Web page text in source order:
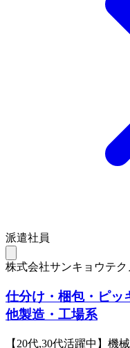
派遣社員
株式会社サンキョウテク
仕分け・梱包・ピッ
他製造・工場系
【20代,30代活躍中】機